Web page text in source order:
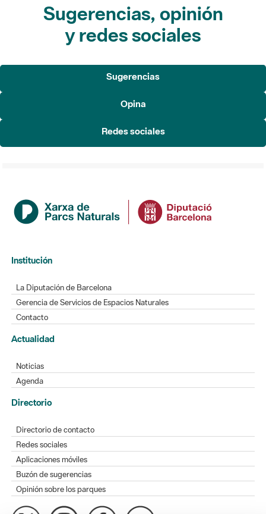
Sugerencias, opinión
y redes sociales
Sugerencias
Opina
Redes sociales
Institución
La Diputación de Barcelona
Gerencia de Servicios de Espacios Naturales
Contacto
Actualidad
Noticias
Agenda
Directorio
Directorio de contacto
Redes sociales
Aplicaciones móviles
Buzón de sugerencias
Opinión sobre los parques